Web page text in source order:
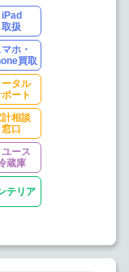
iPad
取扱
マホ・
買取
ータル
ート
計相談
窓口
ユース
蔵庫
テリア